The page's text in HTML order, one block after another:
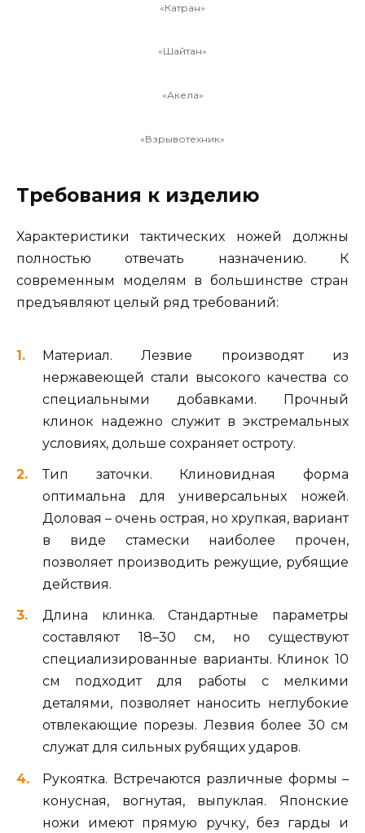
«Катран»
«Шайтан»
«Акела»
«Взрывотехник»
Требования к изделию
Характеристики тактических ножей должны
полностью отвечать назначению. К
современным моделям в большинстве стран
предъявляют целый ряд требований:
Материал. Лезвие производят из
нержавеющей стали высокого качества со
специальными добавками. Прочный
клинок надежно служит в экстремальных
условиях, дольше сохраняет остроту.
Тип заточки. Клиновидная форма
оптимальна для универсальных ножей.
Доловая – очень острая, но хрупкая, вариант
в виде стамески наиболее прочен,
позволяет производить режущие, рубящие
действия.
Длина клинка. Стандартные параметры
составляют 18–30 см, но существуют
специализированные варианты. Клинок 10
см подходит для работы с мелкими
деталями, позволяет наносить неглубокие
отвлекающие порезы. Лезвия более 30 см
служат для сильных рубящих ударов.
Рукоятка. Встречаются различные формы –
конусная, вогнутая, выпуклая. Японские
ножи имеют прямую ручку, без гарды и